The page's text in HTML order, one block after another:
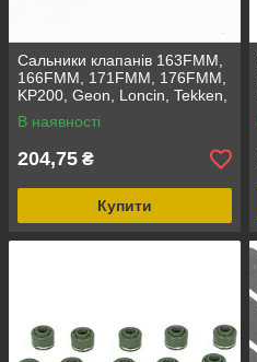
Сальники клапанів 163FMM,
166FMM, 171FMM, 176FMM,
KP200, Geon, Loncin, Tekken,
Exdrive, X-Ride 190, Ø5мм
В наявності
204,75 ₴
Купити